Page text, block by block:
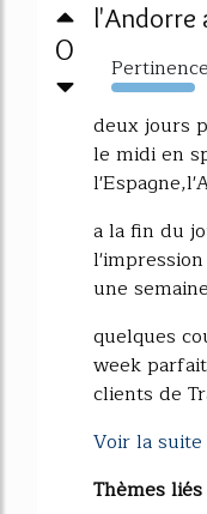
0
l'Andorre
Pertinence
111%
deux jours
le midi en
a la fin du
une semaine
quelques
week
clients de
Voir la suite
Thèmes